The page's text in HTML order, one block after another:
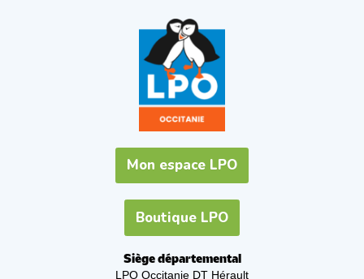
Mon espace LPO
Boutique LPO
Siège départemental
LPO Occitanie DT Hérault